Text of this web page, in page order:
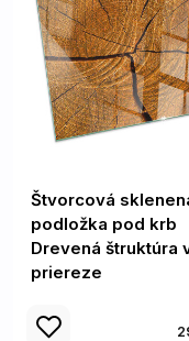
Štvorcová
podložka pod krb
Drevená štruktúra
priereze